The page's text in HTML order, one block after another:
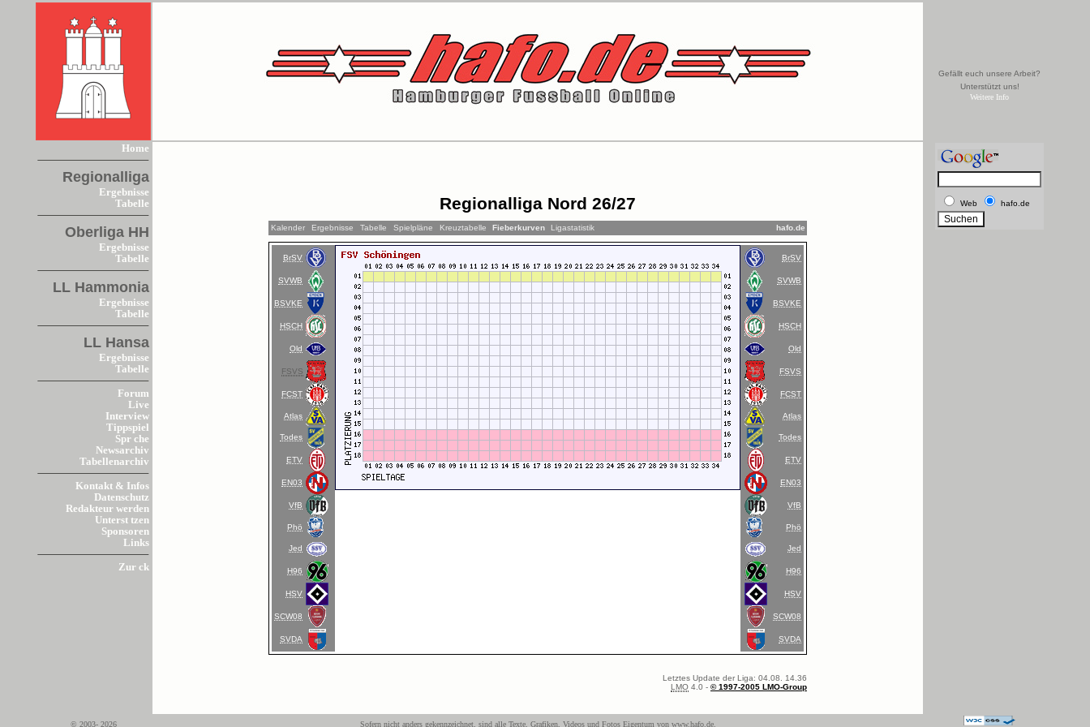
Gefällt euch unsere Arbeit?
Unterstützt uns!
Weitere Info
Home
Regionalliga
Ergebnisse
Tabelle
Oberliga HH
Ergebnisse
Tabelle
LL Hammonia
Ergebnisse
Tabelle
LL Hansa
Ergebnisse
Tabelle
Forum
Live
Interview
Tippspiel
Spr che
Newsarchiv
Tabellenarchiv
Kontakt & Infos
Datenschutz
Redakteur werden
Unterst tzen
Sponsoren
Links
Zur ck
Regionalliga Nord 26/27
Kalender Ergebnisse Tabelle Spielpläne Kreuztabelle Fieberkurven Ligastatistik hafo.de
BrSV
SVWB
BSVKE
HSCH
Old
FSVS
FCST
Atlas
Todes
ETV
EN03
VfB
Phö
Jed
H96
HSV
SCW08
SVDA
BrSV
SVWB
BSVKE
HSCH
Old
FSVS
FCST
Atlas
Todes
ETV
EN03
VfB
Phö
Jed
H96
HSV
SCW08
SVDA
Letztes Update der Liga: 04.08. 14.36
LMO 4.0 - © 1997-2005 LMO-Group
Web hafo.de
© 2003- 2026 Sofern nicht anders gekennzeichnet, sind alle Texte, Grafiken, Videos und Fotos Eigentum von www.hafo.de.